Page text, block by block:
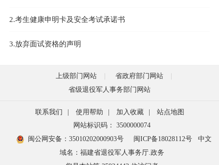
2.考生健康申明卡及安全考试承诺书
3.放弃面试资格的声明
上级部门网站
省政府部门网站
省级退役军人事务部门网站
联系我们 使用帮助 加入收藏
站点地图
网站标识码： 3500000074
闽公网安备：35010202000903号
闽ICP备18028112号
中文
域名：福建省退役军人事务厅.政务